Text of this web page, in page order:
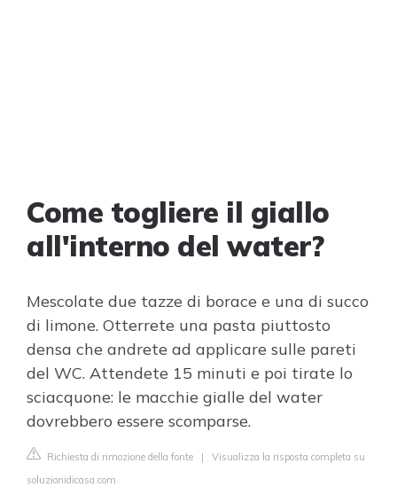
Come togliere il giallo
all'interno del water?
Mescolate due tazze di borace e una di succo
di limone. Otterrete una pasta piuttosto
densa che andrete ad applicare sulle pareti
del WC. Attendete 15 minuti e poi tirate lo
sciacquone: le macchie gialle del water
dovrebbero essere scomparse.
Richiesta di rimozione della fonte | Visualizza la risposta completa su
soluzionidicasa.com